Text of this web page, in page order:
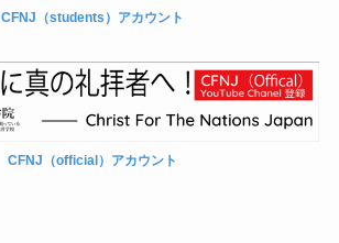
CFNJ（students）アカウント
CFNJ（official）アカウント